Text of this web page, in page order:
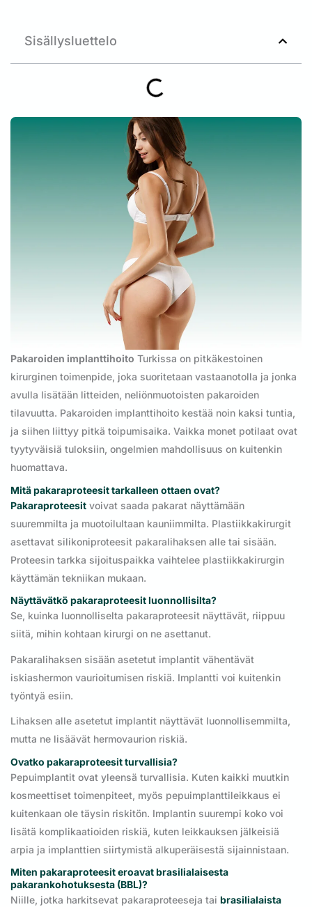
Sisällysluettelo
Pakaroiden implanttihoito Turkissa on pitkäkestoinen
kirurginen toimenpide, joka suoritetaan vastaanotolla ja jonka
avulla lisätään litteiden, neliönmuotoisten pakaroiden
tilavuutta. Pakaroiden implanttihoito kestää noin kaksi tuntia,
ja siihen liittyy pitkä toipumisaika. Vaikka monet potilaat ovat
tyytyväisiä tuloksiin, ongelmien mahdollisuus on kuitenkin
huomattava.
Mitä pakaraproteesit tarkalleen ottaen ovat?
Pakaraproteesit voivat saada pakarat näyttämään
suuremmilta ja muotoilultaan kauniimmilta. Plastiikkakirurgit
asettavat silikoniproteesit pakaralihaksen alle tai sisään.
Proteesin tarkka sijoituspaikka vaihtelee plastiikkakirurgin
käyttämän tekniikan mukaan.
Näyttävätkö pakaraproteesit luonnollisilta?
Se, kuinka luonnolliselta pakaraproteesit näyttävät, riippuu
siitä, mihin kohtaan kirurgi on ne asettanut.
Pakaralihaksen sisään asetetut implantit vähentävät
iskiashermon vaurioitumisen riskiä. Implantti voi kuitenkin
työntyä esiin.
Lihaksen alle asetetut implantit näyttävät luonnollisemmilta,
mutta ne lisäävät hermovaurion riskiä.
Ovatko pakaraproteesit turvallisia?
Pepuimplantit ovat yleensä turvallisia. Kuten kaikki muutkin
kosmeettiset toimenpiteet, myös pepuimplanttileikkaus ei
kuitenkaan ole täysin riskitön. Implantin suurempi koko voi
lisätä komplikaatioiden riskiä, kuten leikkauksen jälkeisiä
arpia ja implanttien siirtymistä alkuperäisestä sijainnistaan.
Miten pakaraproteesit eroavat brasilialaisesta
pakarankohotuksesta (BBL)?
Niille, jotka harkitsevat pakaraproteeseja tai brasilialaista